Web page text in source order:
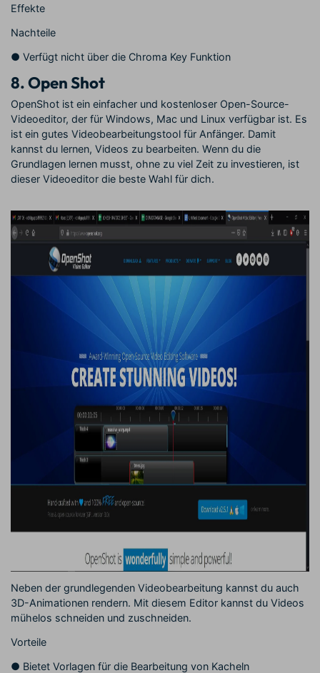
Effekte
Nachteile
● Verfügt nicht über die Chroma Key Funktion
8.Open Shot
OpenShot ist ein einfacher und kostenloser Open-Source-
Videoeditor, der für Windows, Mac und Linux verfügbar ist. Es
ist ein gutes Videobearbeitungstool für Anfänger. Damit
kannst du lernen, Videos zu bearbeiten. Wenn du die
Grundlagen lernen musst, ohne zu viel Zeit zu investieren, ist
dieser Videoeditor die beste Wahl für dich.
Neben der grundlegenden Videobearbeitung kannst du auch
3D-Animationen rendern. Mit diesem Editor kannst du Videos
mühelos schneiden und zuschneiden.
Vorteile
● Bietet Vorlagen für die Bearbeitung von Kacheln